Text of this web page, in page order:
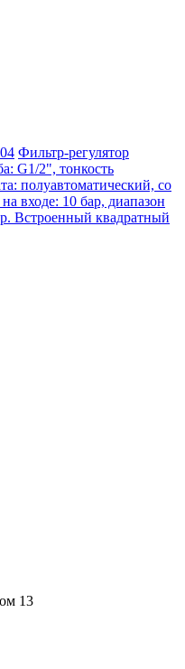
Фильтр-регулятор
G1/2", тонкость
полуавтоматический, со
входе: 10 бар, диапазон
Встроенный квадратный
13